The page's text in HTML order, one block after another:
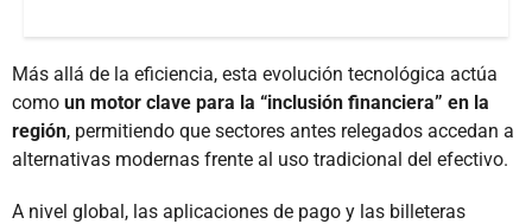
Más allá de la eficiencia, esta evolución tecnológica actúa
como un motor clave para la “inclusión financiera” en la
región, permitiendo que sectores antes relegados accedan a
alternativas modernas frente al uso tradicional del efectivo.
A nivel global, las aplicaciones de pago y las billeteras